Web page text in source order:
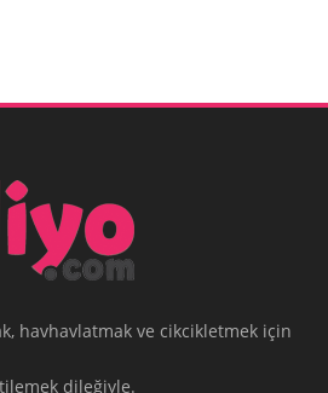
havhavlatmak ve cikcikletmek için
dileğiyle.